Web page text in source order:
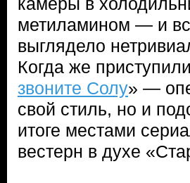
метиламином — и
выглядело
Когда же
звоните Солу» —
свой стиль, но и
итоге местами
вестерн в духе